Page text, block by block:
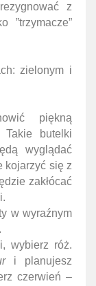
z
”trzymacze”
zielonym i
piękną
Takie butelki
wyglądać
kojarzyć się z
zakłócać
w wyraźnym
wybierz róż.
i planujesz
czerwień –